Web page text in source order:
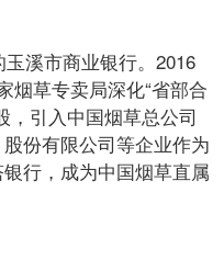
溪市商业银行。2016
烟草专卖局深化“省部合
，引入中国烟草总公司
份有限公司等企业作为
行，成为中国烟草直属